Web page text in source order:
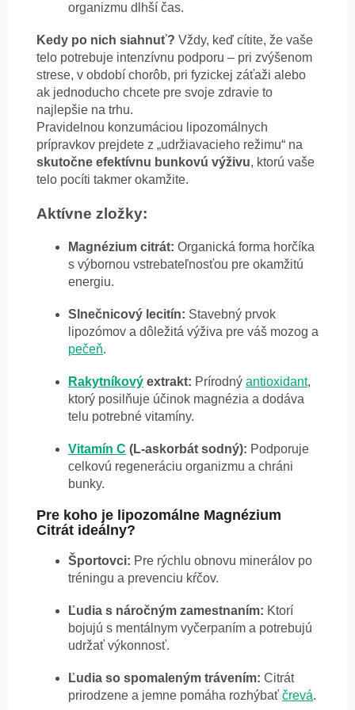
organizmu dlhší čas.
Kedy po nich siahnuť? Vždy, keď cítite, že vaše
telo potrebuje intenzívnu podporu – pri zvýšenom
strese, v období chorôb, pri fyzickej záťaži alebo
ak jednoducho chcete pre svoje zdravie to
najlepšie na trhu.
Pravidelnou konzumáciou lipozomálnych
prípravkov prejdete z „udržiavacieho režimu“ na
skutočne efektívnu bunkovú výživu, ktorú vaše
telo pocíti takmer okamžite.
Aktívne zložky:
Magnézium citrát: Organická forma horčíka
s výbornou vstrebateľnosťou pre okamžitú
energiu.
Slnečnicový lecitín: Stavebný prvok
lipozómov a dôležitá výživa pre váš mozog a
pečeň.
Rakytníkový extrakt: Prírodný antioxidant,
ktorý posilňuje účinok magnézia a dodáva
telu potrebné vitamíny.
Vitamín C (L-askorbát sodný): Podporuje
celkovú regeneráciu organizmu a chráni
bunky.
Pre koho je lipozomálne Magnézium
Citrát ideálny?
Športovci: Pre rýchlu obnovu minerálov po
tréningu a prevenciu kŕčov.
Ľudia s náročným zamestnaním: Ktorí
bojujú s mentálnym vyčerpaním a potrebujú
udržať výkonnosť.
Ľudia so spomaleným trávením: Citrát
prirodzene a jemne pomáha rozhýbať črevá.